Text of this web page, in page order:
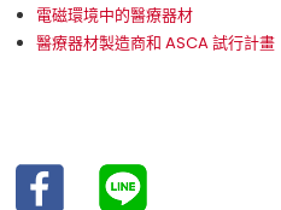
電磁環境中的醫療器材
醫療器材製造商和 ASCA 試行計畫